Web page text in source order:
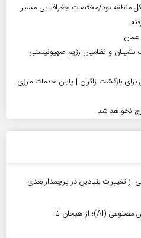
کل منطقه بود/مختصات جغرافیایی مسیر
عمان
و نظامیان رژیم صهیونیستی
بازگشت زائران | پایان خدمات مرزی
نخواهد شد
از تغییرات بنیادین در پرچمدار بعدی
رشد خیره‌کننده بازار توکن‌های هوش مصنوعی (AI)؛ از هیجان تا